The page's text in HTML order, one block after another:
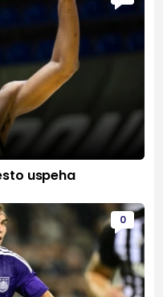
uspeha
0